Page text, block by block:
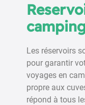
Les réservoirs
pour garantir
voyages en
propre aux
répond à tous